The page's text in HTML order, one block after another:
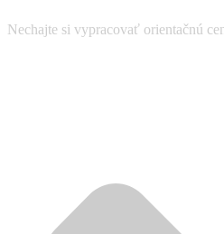
Nechajte si vypracovať orientačnú